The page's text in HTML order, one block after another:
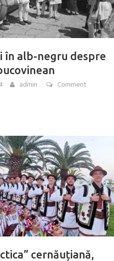
în alb-negru despre
admin Comment
cernăuțiană,